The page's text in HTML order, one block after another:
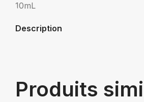
10mL
Description
Produits